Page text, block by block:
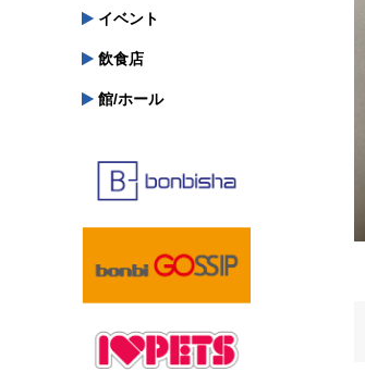
イベント
飲食店
館/ホール